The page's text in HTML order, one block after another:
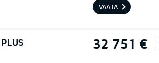
VAATA
32 751 €